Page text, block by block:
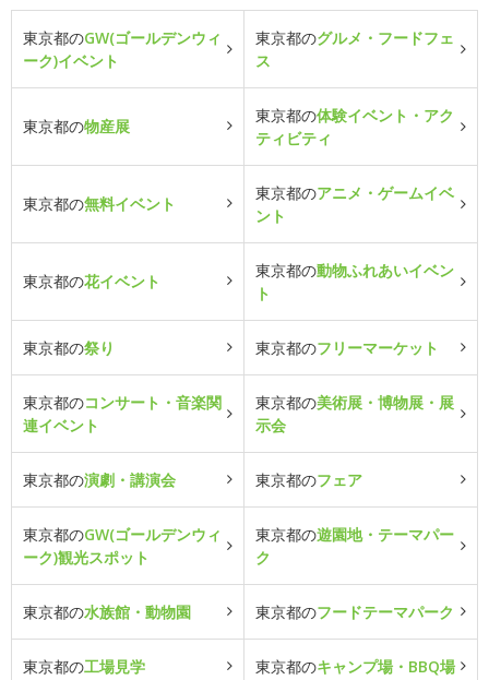
東京都のGW(ゴールデンウィ
ーク)イベント
東京都のグルメ・フードフェ
ス
東京都の物産展
東京都の体験イベント・アク
ティビティ
東京都の無料イベント
東京都のアニメ・ゲームイベ
ント
東京都の花イベント
東京都の動物ふれあいイベン
ト
東京都の祭り 東京都のフリーマーケット
東京都のコンサート・音楽関
連イベント
東京都の美術展・博物展・展
示会
東京都の演劇・講演会 東京都のフェア
東京都のGW(ゴールデンウィ
ーク)観光スポット
東京都の遊園地・テーマパー
ク
東京都の水族館・動物園 東京都のフードテーマパーク
東京都の工場見学 東京都のキャンプ場・BBQ場